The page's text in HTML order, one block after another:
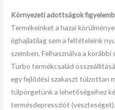
Környezeti adottságok
Termékeinket a hazai
éghajlatilag sem a feltételeink
szemben. Felhasználva a
Turbo termékcsalád
egy fejlődési szakaszt túlzottan
túlpörgetünk a lehetőségeihez
termésdepressziót (veszteséget).